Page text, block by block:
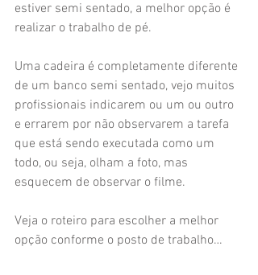
estiver semi sentado, a melhor opção é
realizar o trabalho de pé.
Uma cadeira é completamente diferente
de um banco semi sentado, vejo muitos
profissionais indicarem ou um ou outro
e errarem por não observarem a tarefa
que está sendo executada como um
todo, ou seja, olham a foto, mas
esquecem de observar o filme.
Veja o roteiro para escolher a melhor
opção conforme o posto de trabalho…